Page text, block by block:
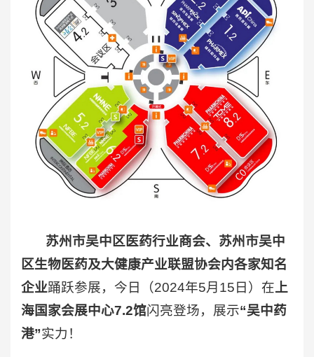
苏州市吴中区医药行业商会、苏州市吴中
区生物医药及大健康产业联盟协会内各家知名
企业踊跃参展，今日（2024年5月15日）在上
海国家会展中心7.2馆闪亮登场，展示“吴中药
港”实力！